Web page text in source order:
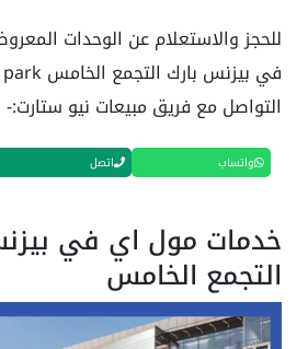
للحجز والاستعلام عن الوحدات
التواصل مع فريق مبيعات نيو ستارت:-
واتساب اتصل
خدمات مول اي في
التجمع الخامس